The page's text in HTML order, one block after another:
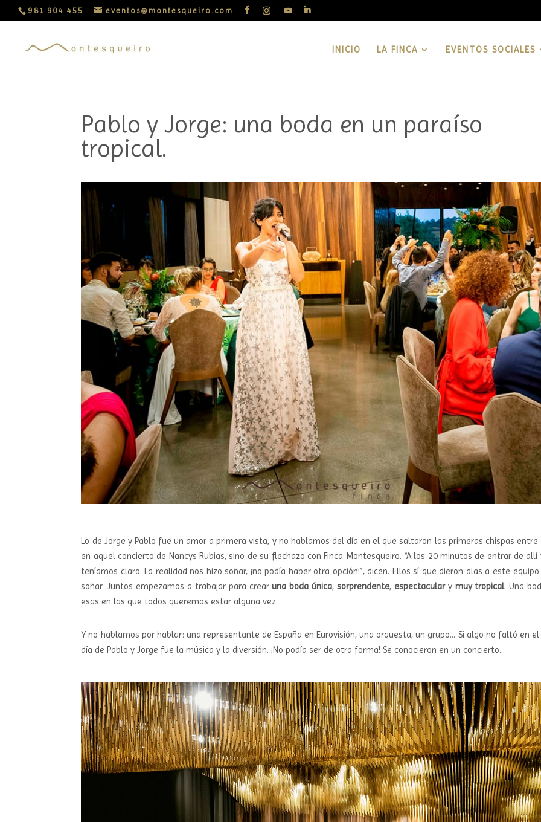
981 904 455 eventos@montesqueiro.com
INICIO LA FINCA EVENTOS SOCIALES
Pablo y Jorge: una boda en un paraíso
tropical.
Lo de Jorge y Pablo fue un amor a primera vista, y no hablamos del día en el que saltaron las primeras chispas entre
en aquel concierto de Nancys Rubias, sino de su flechazo con Finca Montesqueiro. “A los 20 minutos de entrar de allí
teníamos claro. La realidad nos hizo soñar, ¡no podía haber otra opción!”, dicen. Ellos sí que dieron alas a este equipo
soñar. Juntos empezamos a trabajar para crearuna boda única, sorprendente, espectaculary muy tropical. Una
esas en las que todos queremos estar alguna vez.
Y no hablamos por hablar: una representante de España en Eurovisión, una orquesta, un grupo… Si algo no faltó en el
día de Pablo y Jorge fue la música y la diversión. ¡No podía ser de otra forma! Se conocieron en un concierto…